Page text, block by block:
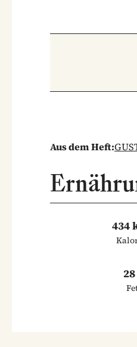
Aus dem Heft:
434